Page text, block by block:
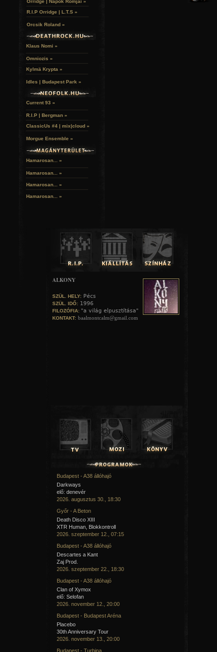
R.I.P Orridge | L.T.S »
Orcsik Roland »
Klaus Nomi »
Omniozis »
Kylmä Krypta »
Idles | Budapest Park »
Current 93 »
R.I.P | Bergman »
ClassicUs #4 | mix|cloud »
Morgue Ensemble »
Hamarosan... »
Hamarosan... »
Hamarosan... »
Hamarosan... »
ALKONY
SZÜL. HELY: Pécs
SZÜL. IDŐ: 1996
FILOZÓFIA: "a világ elpusztítása"
KONTAKT: baalmontcalm@gmail.com
Budapest - A38 állóhajó
Darkways
elő: denevér
2026. augusztus 30., 18:30
Győr - A Beton
Death Disco XIII
XTR Human, Blokkontroll
2026. szeptember 12., 07:15
Budapest - A38 állóhajó
Descartes a Kant
Zaj Prod.
2026. szeptember 22., 18:30
Budapest - A38 állóhajó
Clan of Xymox
elő: Selofan
2026. november 12., 20:00
Budapest - Budapest Aréna
Placebo
30th Anniversary Tour
2026. november 13., 20:00
Budapest - Turbina